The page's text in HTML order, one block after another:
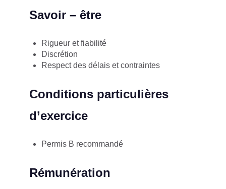
Savoir – être
Rigueur et fiabilité
Discrétion
Respect des délais et contraintes
Conditions particulières
d’exercice
Permis B recommandé
Rémunération